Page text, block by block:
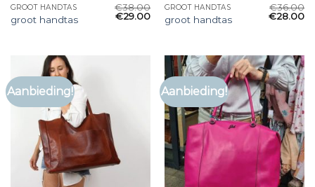
GROOT HANDTAS
groot handtas
€38.00
€29.00
GROOT HANDTAS
groot handtas
€36.00
€28.00
Aanbieding! Aanbieding!